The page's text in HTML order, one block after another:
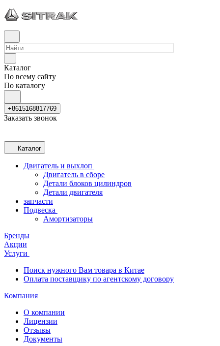
Каталог
По всему сайту
По каталогу
+8615168817769
Заказать звонок
Каталог
Двигатель и выхлоп
Двигатель в сборе
Детали блоков цилиндров
Детали двигателя
запчасти
Подвеска
Амортизаторы
Бренды
Акции
Услуги
Поиск нужного Вам товара в Китае
Оплата поставщику по агентскому договору
Компания
О компании
Лицензии
Отзывы
Документы